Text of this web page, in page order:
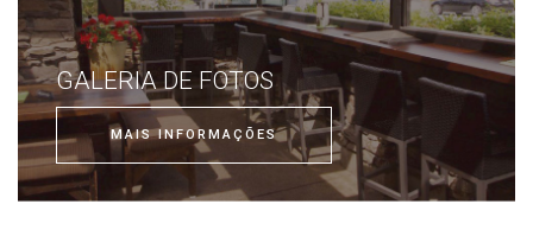
GALERIA DE FOTOS
MAIS INFORMAÇÕES